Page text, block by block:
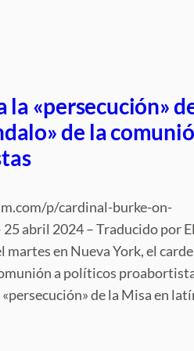
la «persecución»
de la
p/cardinal-burke-on-
abril 2024 – Traducido por
en Nueva York, el
a políticos
de la Misa en